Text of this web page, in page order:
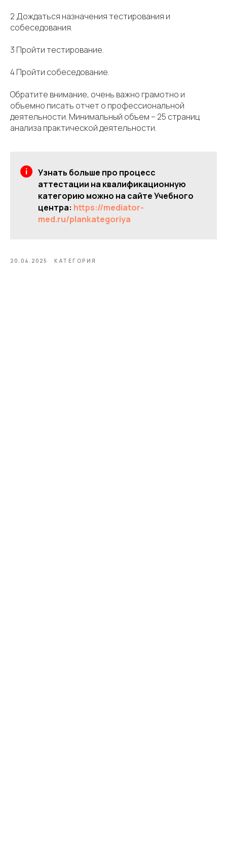
2 Дождаться назначения тестирования и
собеседования.
3 Пройти тестирование.
4 Пройти собеседование.
Обратите внимание, очень важно грамотно и
объемно писать отчет о профессиональной
деятельности. Минимальный объем – 25 страниц
анализа практической деятельности.
Узнать больше про процесс
аттестации на квалификационную
категорию можно на сайте Учебного
центра: https://mediator-
med.ru/plankategoriya
20.04.2025 КАТЕГОРИЯ